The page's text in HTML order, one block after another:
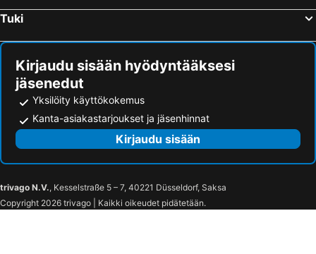
Tuki
Kirjaudu sisään hyödyntääksesi
jäsenedut
Yksilöity käyttökokemus
Kanta-asiakastarjoukset ja jäsenhinnat
Kirjaudu sisään
trivago N.V., Kesselstraße 5 – 7, 40221 Düsseldorf, Saksa
Copyright 2026 trivago | Kaikki oikeudet pidätetään.